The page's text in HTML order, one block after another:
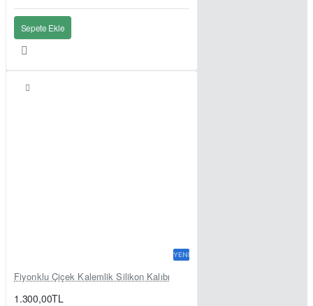
Sepete Ekle
YENI
Fiyonklu Çiçek Kalemlik Silikon Kalıbı
1.300,00TL